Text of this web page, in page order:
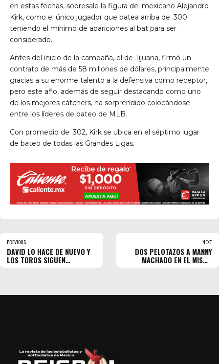
en estas fechas, sobresale la figura del mexicano Alejandro
Kirk, como el único jugador que batea arriba de .300
teniendo el mínimo de apariciones al bat para ser
considerado.
Antes del inicio de la campaña, el de Tijuana, firmó un
contrato de más de 58 millones de dólares, principalmente
gracias a su enorme talento a la defensiva como receptor,
pero este año, además de seguir destacando como uno
de los mejores cátchers, ha sorprendido colocándose
entre los líderes de bateo de MLB.
Con promedio de .302, Kirk se ubica en el séptimo lugar
de bateo de todas las Grandes Ligas.
PREVIOUS
DAVID LO HACE DE NUEVO Y
LOS TOROS SIGUEN
NEXT
DOS PELOTAZOS A MANNY
MACHADO EN EL MISMO